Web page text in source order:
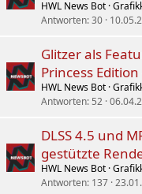
HWL News Bot
Antworten 30
Glitzer als
Princess
HWL News Bot
Antworten 52
DLSS 4.5 und
gestützte
HWL News Bot
Antworten 137